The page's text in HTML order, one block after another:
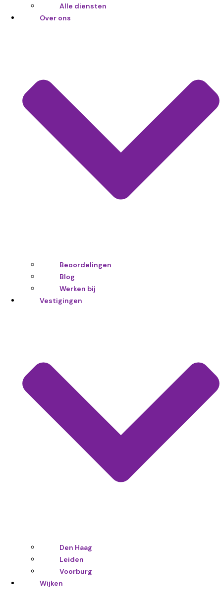
Alle diensten
Over ons
Beoordelingen
Blog
Werken bij
Vestigingen
Den Haag
Leiden
Voorburg
Wijken